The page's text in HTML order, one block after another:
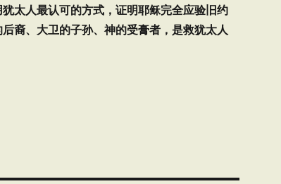
犹太人最认可的方式，证明耶稣完全应验旧约
裔、大卫的子孙、神的受膏者，是救犹太人